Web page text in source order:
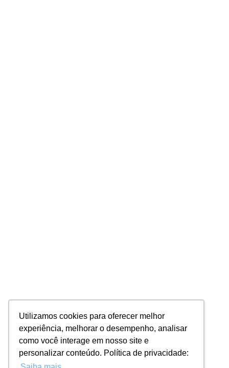
Utilizamos cookies para oferecer melhor
experiência, melhorar o desempenho, analisar
como você interage em nosso site e
personalizar conteúdo. Política de privacidade: